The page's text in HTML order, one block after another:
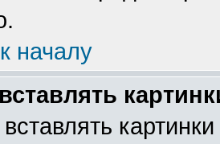
началу